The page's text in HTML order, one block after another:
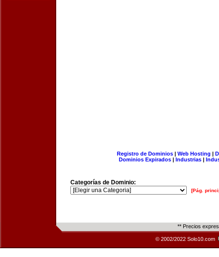
Registro de Dominios| Web Hosting |
Dominios Expirados | Industrias |
Categorías de Dominio:
[Pág.
** Precios
© 2002/2022 Solo10.com